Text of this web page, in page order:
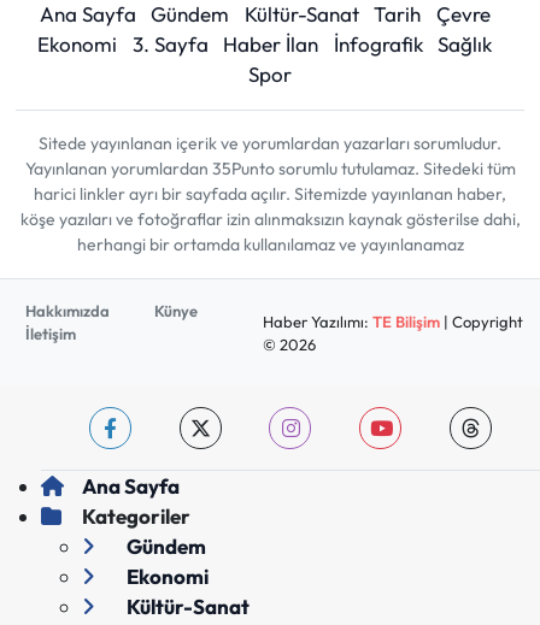
Ana Sayfa Gündem Kültür-Sanat Tarih
Çevre
Ekonomi
3. Sayfa Haber İlan İnfografik Sağlık
Spor
Sitede yayınlanan içerik ve yorumlardan yazarları sorumludur.
Yayınlanan yorumlardan 35Punto sorumlu tutulamaz. Sitedeki tüm
harici linkler ayrı bir sayfada açılır. Sitemizde yayınlanan haber,
köşe yazıları ve fotoğraflar izin alınmaksızın kaynak gösterilse dahi,
herhangi bir ortamda kullanılamaz ve yayınlanamaz
Hakkımızda
Künye
İletişim
Haber Yazılımı: TE Bilişim| Copyright
© 2026
Ana Sayfa
Kategoriler
Gündem
Ekonomi
Kültür-Sanat